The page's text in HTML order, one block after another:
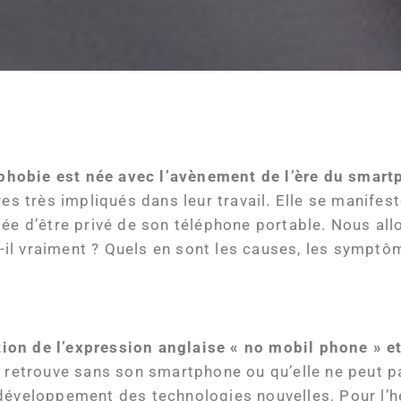
est née avec l’avènement de l’ère du
très impliqués dans leur travail. Elle se
d’être privé de son téléphone portable. Nous
vraiment ? Quels en sont les causes, les
de l’expression anglaise « no mobil phone »
sans son smartphone ou qu’elle ne peut
des technologies nouvelles. Pour